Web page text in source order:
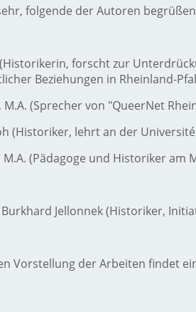
folgende der Autoren
forscht zur
Beziehungen in Rheinland-
M.A. (Sprecher von "QueerNet
(Historiker, lehrt an der
(Pädagoge und Historiker am
Jellonnek (Historiker,
Vorstellung der Arbeiten findet